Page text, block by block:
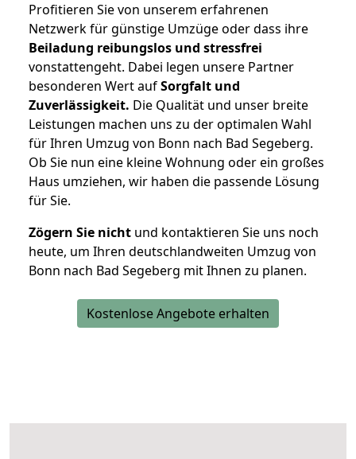
Profitieren Sie von unserem erfahrenen
Netzwerk für günstige Umzüge oder dass ihre
Beiladung reibungslos und stressfrei
vonstattengeht. Dabei legen unsere Partner
besonderen Wert aufSorgfalt und
Zuverlässigkeit. Die Qualität und unser breite
Leistungen machen uns zu der optimalen Wahl
für Ihren Umzug von Bonn nach Bad Segeberg.
Ob Sie nun eine kleine Wohnung oder ein großes
Haus umziehen, wir haben die passende Lösung
für Sie.
Zögern Sie nicht und kontaktieren Sie uns noch
heute, um Ihren deutschlandweiten Umzug von
Bonn nach Bad Segeberg mit Ihnen zu planen.
Kostenlose Angebote erhalten